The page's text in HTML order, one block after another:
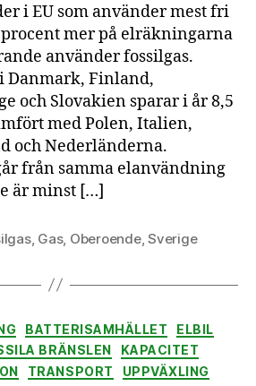
i EU som använder mest fri
mer på elräkningarna
använder fossilgas.
Danmark, Finland,
och Slovakien sparar i år 8,5
med Polen, Italien,
och Nederländerna.
från samma elanvändning
är minst […]
, Gas, Oberoende,Sverige
Kategorier
BATTERISAMHÄLLET
ELBIL
BRÄNSLEN
KAPACITET
TRANSPORT UPPVÄXLING